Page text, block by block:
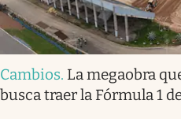
Cambios. La megaobra
busca traer la Fórmula 1